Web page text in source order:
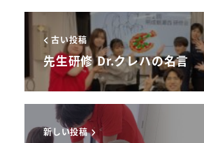
古い投稿
先生研修 Dr.クレハの名言
新しい投稿